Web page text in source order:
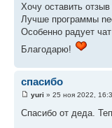
Хочу оставить
Лучше программы
Особенно радует
Благодарю!
спасибо
yuri » 25 ноя 2022,
Спасибо от деда.